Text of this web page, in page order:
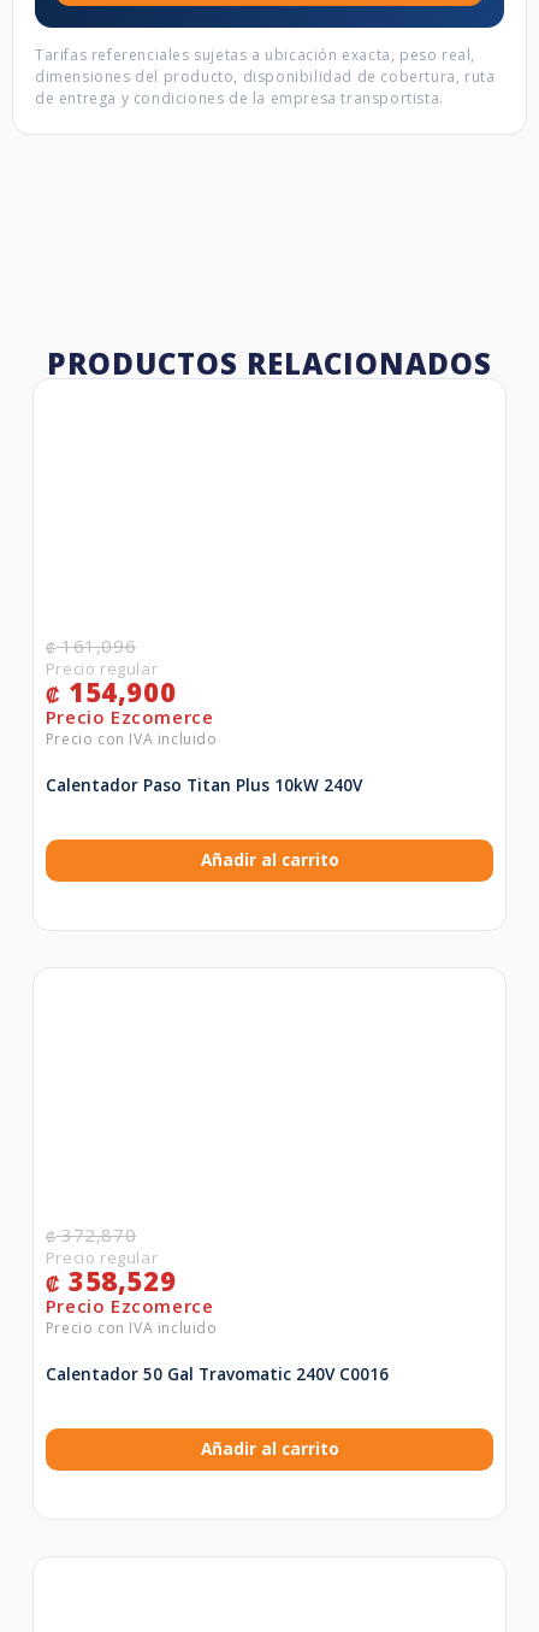
Tarifas referenciales sujetas a ubicación exacta, peso real,
dimensiones del producto, disponibilidad de cobertura, ruta
de entrega y condiciones de la empresa transportista.
PRODUCTOS RELACIONADOS
₡161,096
₡ 154,900
Calentador Paso Titan Plus 10kW 240V
Añadir al carrito
₡372,870
₡ 358,529
Calentador 50 Gal Travomatic 240V C0016
Añadir al carrito